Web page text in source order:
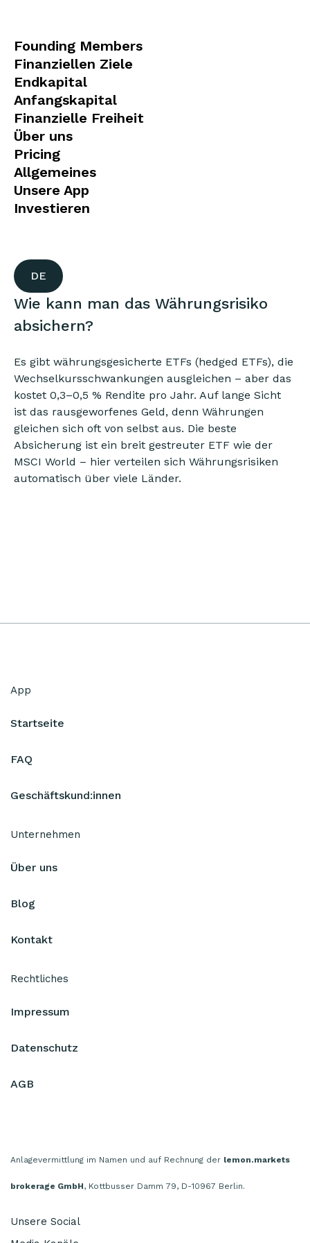
Founding Members
Finanziellen Ziele
Endkapital
Anfangskapital
Finanzielle Freiheit
Über uns
Pricing
Allgemeines
Unsere App
Investieren
DE
Wie kann man das Währungsrisiko
absichern?
Es gibt währungsgesicherte ETFs (hedged ETFs), die
Wechselkursschwankungen ausgleichen – aber das
kostet 0,3–0,5 % Rendite pro Jahr. Auf lange Sicht
ist das rausgeworfenes Geld, denn Währungen
gleichen sich oft von selbst aus. Die beste
Absicherung ist ein breit gestreuter ETF wie der
MSCI World – hier verteilen sich Währungsrisiken
automatisch über viele Länder.
App
Startseite
FAQ
Geschäftskund:innen
Unternehmen
Über uns
Blog
Kontakt
Rechtliches
Impressum
Datenschutz
AGB
Anlagevermittlung im Namen und auf Rechnung der lemon.markets
brokerage GmbH, Kottbusser Damm 79, D-10967 Berlin.
Unsere Social